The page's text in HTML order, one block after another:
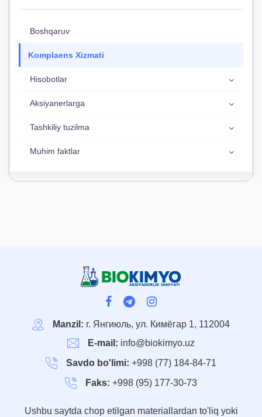
Boshqaruv
Komplaens Xizmati
Hisobotlar
Aksiyanerlarga
Tashkiliy tuzilma
Muhim faktlar
Manzil: г. Янгиюль, ул. Кимёгар 1, 112004
E-mail: info@biokimyo.uz
Savdo bo'limi: +998 (77) 184-84-71
Faks: +998 (95) 177-30-73
Ushbu saytda chop etilgan materiallardan to'liq yoki